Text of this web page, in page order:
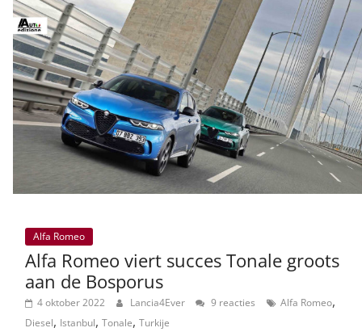
Alfa Romeo
Alfa Romeo viert succes Tonale groots
aan de Bosporus
4 oktober 2022 Lancia4Ever 9 reacties Alfa Romeo,
Diesel, Istanbul, Tonale, Turkije